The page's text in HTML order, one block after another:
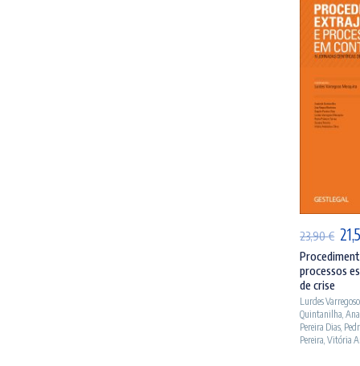
23,90€ O
era:
processos
de crise
Lurdes
Quintanilha,
Pereira Dias,
Pereira,Vitória